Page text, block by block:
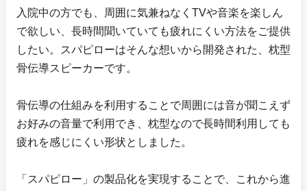
入院中の方でも、周囲に気兼ねなくTVや音楽を楽しん
で欲しい、長時間聞いていても疲れにくい方法をご提供
したい。スパピローはそんな想いから開発された、枕型
骨伝導スピーカーです。
骨伝導の仕組みを利用することで周囲には音が聞こえず
お好みの音量で利用でき、枕型なので長時間利用しても
疲れを感じにくい形状としました。
「スパピロー」の製品化を実現することで、これから進